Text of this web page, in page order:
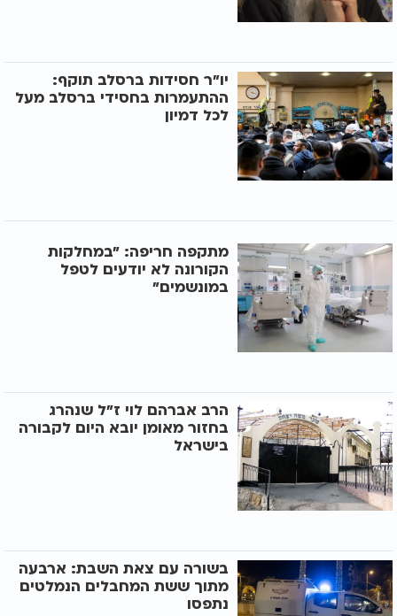
יו"ר חסידות ברסלב תוקף:
ההתעמרות בחסידי ברסלב מעל
לכל דמיון
מתקפה חריפה: "במחלקות
הקורונה לא יודעים לטפל
במונשמים"
הרב אברהם לוי ז"ל שנהרג
בחזור מאומן יובא היום לקבורה
בישראל
בשורה עם צאת השבת: ארבעה
מתוך ששת המחבלים הנמלטים
נתפסו